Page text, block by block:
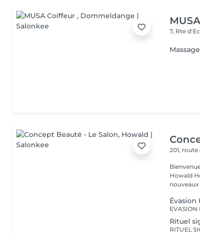
7, Rte
201,
Bienvenue chez
Howald
nouveaux
Évasion
Rituel